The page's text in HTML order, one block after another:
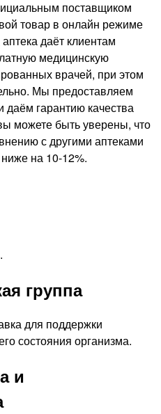
поставщиком
товар в онлайн режиме
даёт клиентам
медицинскую
врачей, при этом
Мы предоставляем
даём гарантию качества
можете быть уверены, что
с другими аптеками
на 10-12%.
группа
для поддержки
состояния организма.
и